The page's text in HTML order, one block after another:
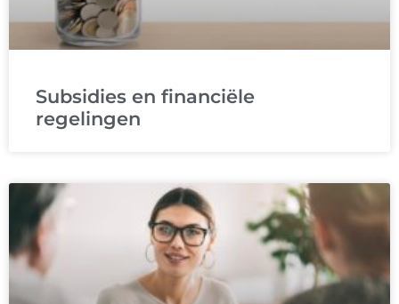
Subsidies en financiële
regelingen